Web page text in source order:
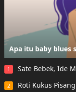
Apa itu baby blues
1 Sate Bebek, Ide
2 Roti Kukus